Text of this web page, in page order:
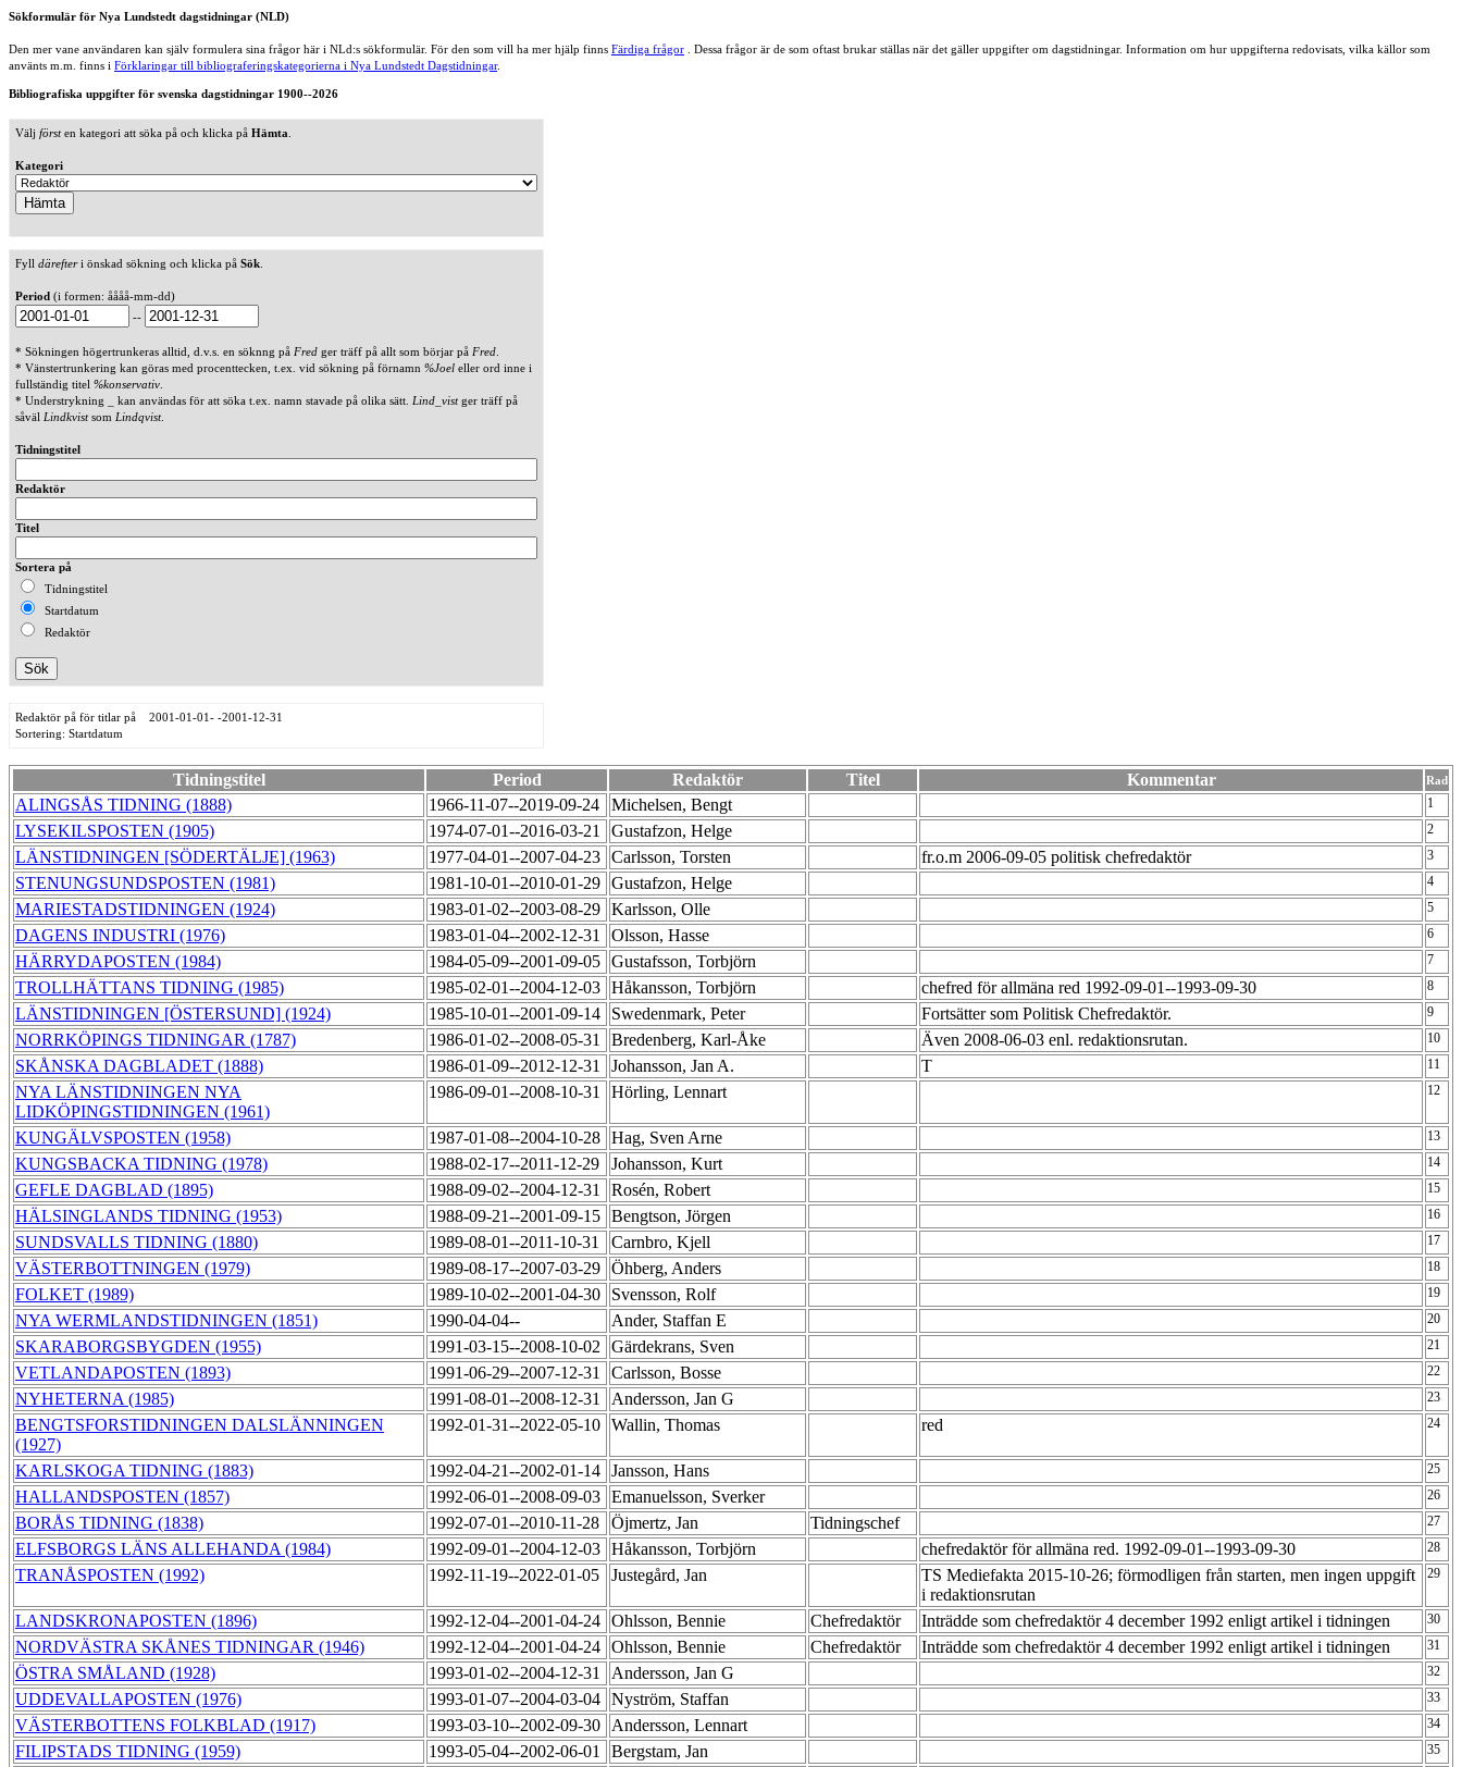
Sökformulär för Nya Lundstedt dagstidningar (NLD)
Den mer vane användaren kan själv formulera sina frågor här i NLd:s sökformulär. För den som vill ha mer hjälp finns Färdiga frågor . Dessa frågor är de som oftast brukar ställas när det gäller uppgifter om dagstidningar. Information om hur uppgifterna redovisats, vilka källor som
använts m.m. finns i Förklaringar till bibliograferingskategorierna i Nya Lundstedt Dagstidningar.
Bibliografiska uppgifter för svenska dagstidningar 1900--2026
Välj försten kategori att söka på och klicka på Hämta
Kategori
Fyll därefteri önskad sökning och klicka på Sök
Period (i formen: åååå-mm-dd)
--
* Sökningen högertrunkeras alltid, d.v.s. en söknng på Fred ger träff på allt som börjar på Fred
* Vänstertrunkering kan göras med procenttecken, t.ex. vid sökning på förnamn %Joel eller ord inne i
fullständig titel %konservativ
* Understrykning _ kan användas för att söka t.ex. namn stavade på olika sätt. Lind_vistger träff på
såväl Lindkvistsom Lindqvist.
Tidningstitel
Redaktör
Titel
Sortera på
Tidningstitel
Startdatum
Redaktör
Redaktör på för titlar på 2001-01-01- -2001-12-31
Sortering: Startdatum
Tidningstitel Period Redaktör Titel Kommentar Rad
ALINGSÅS TIDNING (1888) 1966-11-07--2019-09-24 Michelsen, Bengt 1
LYSEKILSPOSTEN (1905) 1974-07-01--2016-03-21 Gustafzon, Helge 2
LÄNSTIDNINGEN [SÖDERTÄLJE] (1963) 1977-04-01--2007-04-23 Carlsson, Torsten fr.o.m 2006-09-05 politisk chefredaktör 3
STENUNGSUNDSPOSTEN (1981) 1981-10-01--2010-01-29 Gustafzon, Helge 4
MARIESTADSTIDNINGEN (1924) 1983-01-02--2003-08-29 Karlsson, Olle 5
DAGENS INDUSTRI (1976) 1983-01-04--2002-12-31 Olsson, Hasse 6
HÄRRYDAPOSTEN (1984) 1984-05-09--2001-09-05 Gustafsson, Torbjörn 7
TROLLHÄTTANS TIDNING (1985) 1985-02-01--2004-12-03 Håkansson, Torbjörn chefred för allmäna red 1992-09-01--1993-09-30 8
LÄNSTIDNINGEN [ÖSTERSUND] (1924) 1985-10-01--2001-09-14 Swedenmark, Peter Fortsätter som Politisk Chefredaktör. 9
NORRKÖPINGS TIDNINGAR (1787) 1986-01-02--2008-05-31 Bredenberg, Karl-Åke Även 2008-06-03 enl. redaktionsrutan. 10
SKÅNSKA DAGBLADET (1888) 1986-01-09--2012-12-31 Johansson, Jan A. T 11
NYA LÄNSTIDNINGEN NYA
LIDKÖPINGSTIDNINGEN (1961)
1986-09-01--2008-10-31 Hörling, Lennart 12
KUNGÄLVSPOSTEN (1958) 1987-01-08--2004-10-28 Hag, Sven Arne 13
KUNGSBACKA TIDNING (1978) 1988-02-17--2011-12-29 Johansson, Kurt 14
GEFLE DAGBLAD (1895) 1988-09-02--2004-12-31 Rosén, Robert 15
HÄLSINGLANDS TIDNING (1953) 1988-09-21--2001-09-15 Bengtson, Jörgen 16
SUNDSVALLS TIDNING (1880) 1989-08-01--2011-10-31 Carnbro, Kjell 17
VÄSTERBOTTNINGEN (1979) 1989-08-17--2007-03-29 Öhberg, Anders 18
FOLKET (1989) 1989-10-02--2001-04-30 Svensson, Rolf 19
NYA WERMLANDSTIDNINGEN (1851) 1990-04-04-- Ander, Staffan E 20
SKARABORGSBYGDEN (1955) 1991-03-15--2008-10-02 Gärdekrans, Sven 21
VETLANDAPOSTEN (1893) 1991-06-29--2007-12-31 Carlsson, Bosse 22
NYHETERNA (1985) 1991-08-01--2008-12-31 Andersson, Jan G 23
BENGTSFORSTIDNINGEN DALSLÄNNINGEN
(1927)
1992-01-31--2022-05-10 Wallin, Thomas red 24
KARLSKOGA TIDNING (1883) 1992-04-21--2002-01-14 Jansson, Hans 25
HALLANDSPOSTEN (1857) 1992-06-01--2008-09-03 Emanuelsson, Sverker 26
BORÅS TIDNING (1838) 1992-07-01--2010-11-28 Öjmertz, Jan Tidningschef 27
ELFSBORGS LÄNS ALLEHANDA (1984) 1992-09-01--2004-12-03 Håkansson, Torbjörn chefredaktör för allmäna red. 1992-09-01--1993-09-30 28
TRANÅSPOSTEN (1992) 1992-11-19--2022-01-05 Justegård, Jan
TS Mediefakta 2015-10-26; förmodligen från starten, men ingen uppgift
i redaktionsrutan
29
LANDSKRONAPOSTEN (1896) 1992-12-04--2001-04-24 Ohlsson, Bennie Chefredaktör Inträdde som chefredaktör 4 december 1992 enligt artikel i tidningen 30
NORDVÄSTRA SKÅNES TIDNINGAR (1946) 1992-12-04--2001-04-24 Ohlsson, Bennie Chefredaktör Inträdde som chefredaktör 4 december 1992 enligt artikel i tidningen 31
ÖSTRA SMÅLAND (1928) 1993-01-02--2004-12-31 Andersson, Jan G 32
UDDEVALLAPOSTEN (1976) 1993-01-07--2004-03-04 Nyström, Staffan 33
VÄSTERBOTTENS FOLKBLAD (1917) 1993-03-10--2002-09-30 Andersson, Lennart 34
FILIPSTADS TIDNING (1959) 1993-05-04--2002-06-01 Bergstam, Jan 35